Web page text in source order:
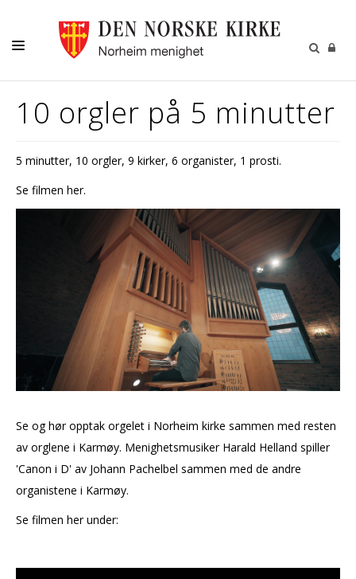
BARN-UNGE-KONFIRMANT
FAMILIE-VOKSNE
DIVERSE
10 orgler på 5 minutter
5 minutter, 10 orgler, 9 kirker, 6 organister, 1 prosti.
Se filmen her.
Se og hør opptak orgelet i Norheim kirke sammen med resten
av orglene i Karmøy. Menighetsmusiker Harald Helland spiller
'Canon i D' av Johann Pachelbel sammen med de andre
organistene i Karmøy.
Se filmen her under: